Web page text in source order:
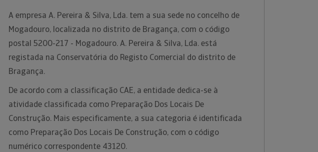
A empresa A. Pereira & Silva, Lda. tem a sua sede no concelho de
Mogadouro, localizada no distrito de Bragança, com o código
postal 5200-217 - Mogadouro. A. Pereira & Silva, Lda. está
registada na Conservatória do Registo Comercial do distrito de
Bragança.
De acordo com a classificação CAE, a entidade dedica-se à
atividade classificada como Preparação Dos Locais De
Construção. Mais especificamente, a sua categoria é identificada
como Preparação Dos Locais De Construção, com o código
numérico correspondente 43120.